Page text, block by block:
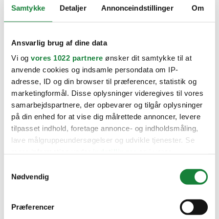
Samtykke Detaljer Annonceindstillinger Om
Ansvarlig brug af dine data
Vi og vores 1022 partnere ønsker dit samtykke til at
anvende cookies og indsamle persondata om IP-
adresse, ID og din browser til præferencer, statistik og
marketingformål. Disse oplysninger videregives til vores
samarbejdspartnere, der opbevarer og tilgår oplysninger
på din enhed for at vise dig målrettede annoncer, levere
tilpasset indhold, foretage annonce- og indholdsmåling,
lave målgruppeundersøgelser og udvikle tjenester. Se
tilbage eller ændre indstillinger fra vores
"Cookiedeklaration", eller ved at trykke på "Privacy
Nødvendig
Præferencer